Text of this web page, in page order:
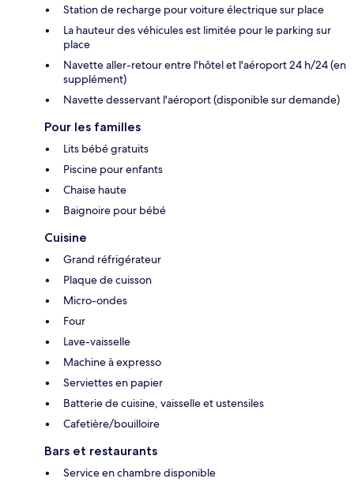
Station de recharge pour voiture électrique sur place
La hauteur des véhicules est limitée pour le parking sur
place
Navette aller-retour entre l'hôtel et l'aéroport 24 h/24 (en
supplément)
Navette desservant l'aéroport (disponible sur demande)
Pour les familles
Lits bébé gratuits
Piscine pour enfants
Chaise haute
Baignoire pour bébé
Cuisine
Grand réfrigérateur
Plaque de cuisson
Micro-ondes
Four
Lave-vaisselle
Machine à expresso
Serviettes en papier
Batterie de cuisine, vaisselle et ustensiles
Cafetière/bouilloire
Bars et restaurants
Service en chambre disponible